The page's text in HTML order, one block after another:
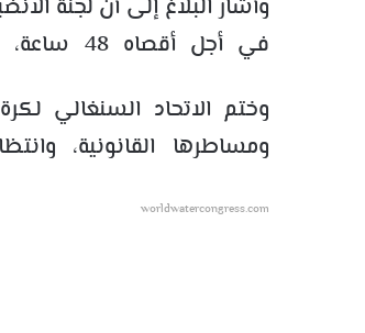
وأشار البلاغ إلى أن لجنة
في أجل أقصاه 48 ساعة، وذلك وفق المهلة التي حددتها رئيسة هيئة الحكم التأديبية.
وختم الاتحاد السنغالي
ومساطرها القانونية،
worldwatercongress.com